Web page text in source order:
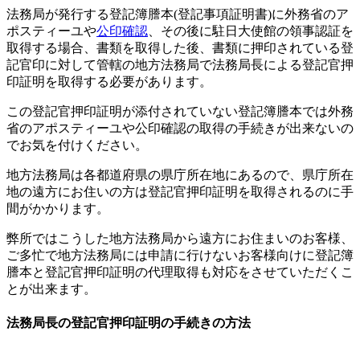
法務局が発行する登記簿謄本(登記事項証明書)に外務省のア
ポスティーユや公印確認 、その後に駐日大使館の領事認証を
取得する場合、書類を取得した後、書類に押印されている登
記官印に対して管轄の地方法務局で法務局長による登記官押
印証明を取得する必要があります。
この登記官押印証明が添付されていない登記簿謄本では外務
省のアポスティーユや公印確認の取得の手続きが出来ないの
でお気を付けください。
地方法務局は各都道府県の県庁所在地にあるので、県庁所在
地の遠方にお住いの方は登記官押印証明を取得されるのに手
間がかかります。
弊所ではこうした地方法務局から遠方にお住まいのお客様、
ご多忙で地方法務局には申請に行けないお客様向けに登記簿
謄本と登記官押印証明の代理取得も対応をさせていただくこ
とが出来ます。
法務局長の登記官押印証明の手続きの方法